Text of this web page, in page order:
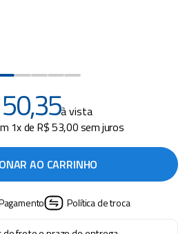
50,35à vista
1x de R$53,00sem juros
AO CARRINHO
Política de troca